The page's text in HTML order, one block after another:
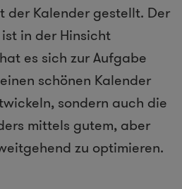
der Kalender gestellt. Der
in der Hinsicht
es sich zur Aufgabe
schönen Kalender
sondern auch die
mittels gutem, aber
zu optimieren.